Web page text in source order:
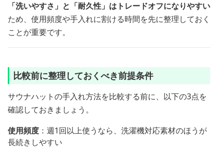
「洗いやすさ」と「耐久性」はトレードオフになりやすい
ため、使用頻度や手入れに割ける時間を先に整理しておく
ことが重要です。
比較前に整理しておくべき前提条件
サウナハットの手入れ方法を比較する前に、以下の3点を
確認しておきましょう。
使用頻度 ：週1回以上使うなら、洗濯機対応素材のほうが
長続きしやすい